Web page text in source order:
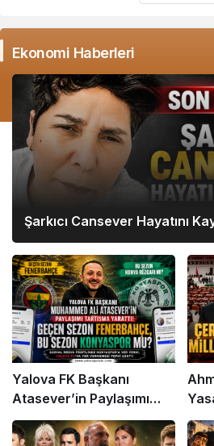
Ekonomi Haberleri
Şarkıcı Cansever Hayatını
Yalova FK Başkanı
Atasever’in Paylaşımı
Gündem Oldu
Etti